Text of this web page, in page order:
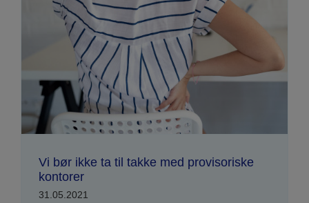
Vi bør ikke ta til takke med provisoriske
kontorer
31.05.2021